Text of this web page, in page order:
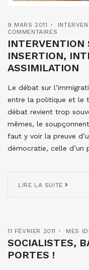
9 MARS 2011
COMMENTAIRES
INTERVENTION
INSERTION,
ASSIMILATION
Le débat sur
entre la politique et le
débat revient trop
mêmes, le
faut y voir la preuve
démocratie, celle
LIRE LA SUITE
11 FÉVRIER 2011 MES
SOCIALISTES,
PORTES !